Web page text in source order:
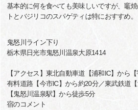
基本的に何を食べても美味しいですが、竈
トとバジリコのスパゲティは特におすすめ。
鬼怒川ライン下り
栃木県日光市鬼怒川温泉大原1414
【アクセス】東北自動車道【浦和IC】から
有料道路【今市IC】から約20分／東武鉄道
【鬼怒川温泉駅】から徒歩5分
宿のコメント